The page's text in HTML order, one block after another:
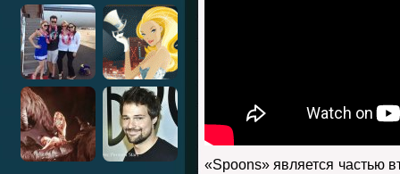
«Spoons» является частью